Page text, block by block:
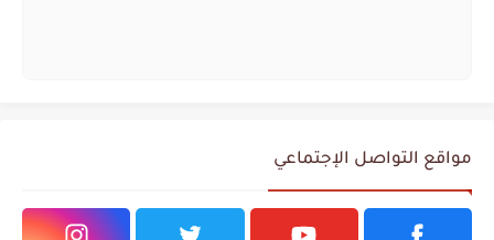
مواقع التواصل الإجتماعي